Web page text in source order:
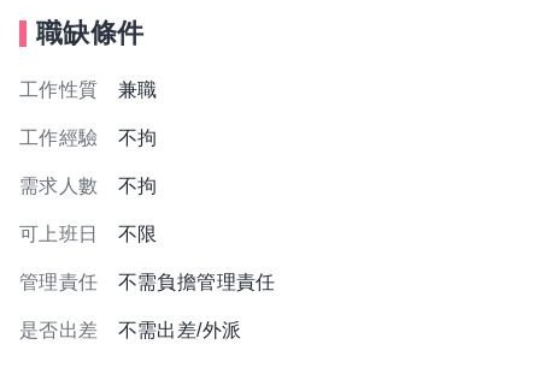
職缺條件
工作性質 兼職
工作經驗 不拘
需求人數 不拘
可上班日 不限
管理責任 不需負擔管理責任
是否出差 不需出差/外派